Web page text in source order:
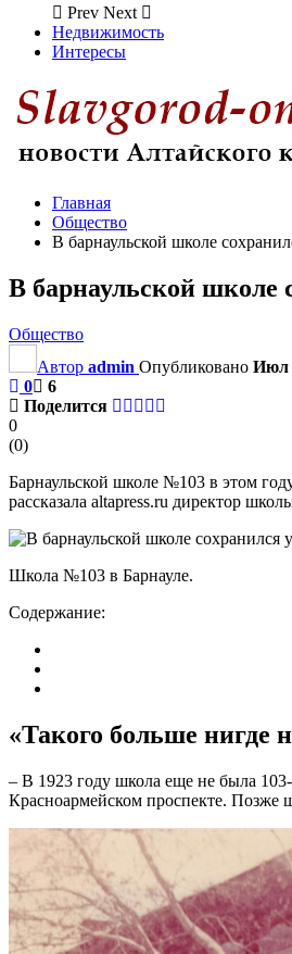
Prev Next
Недвижимость
Интересы
Главная
Общество
В барнаульской школе
В барнаульской
Общество
Автор admin Опубликовано Июл
0
6
Поделится
0
(0)
Барнаульской школе №103 в этом
рассказала altapress.ru директор
Школа №103 в Барнауле.
Содержание:
«Такого больше нигде
– В 1923 году школа еще не была
Красноармейском проспекте. Позже